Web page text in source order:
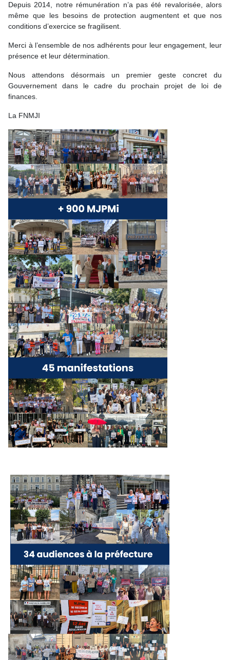
Depuis 2014, notre rémunération n’a pas été revalorisée, alors
même que les besoins de protection augmentent et que nos
conditions d’exercice se fragilisent.
Merci à l’ensemble de nos adhérents pour leur engagement, leur
présence et leur détermination.
Nous attendons désormais un premier geste concret du
Gouvernement dans le cadre du prochain projet de loi de
finances.
La FNMJI